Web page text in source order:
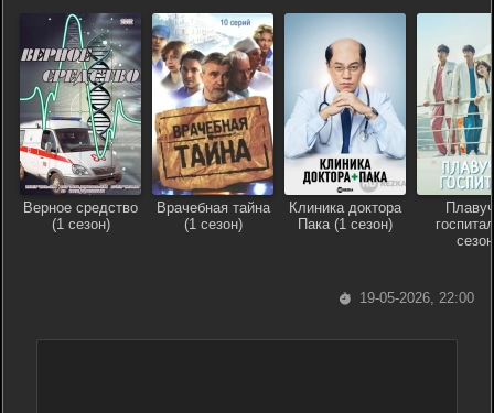
Верное средство
(1 сезон)
Врачебная тайна
(1 сезон)
Клиника доктора
Пака (1 сезон)
19-05-2026, 22:00